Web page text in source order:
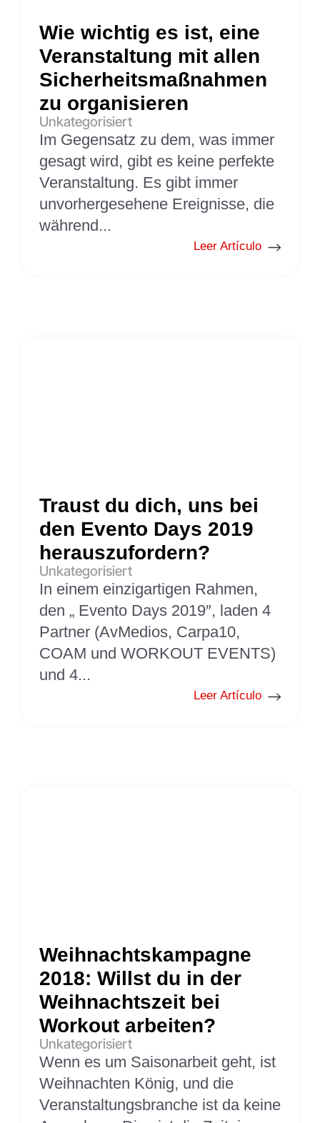
Wie wichtig es ist, eine
Veranstaltung mit allen
Sicherheitsmaßnahmen
zu organisieren
Unkategorisiert
Im Gegensatz zu dem, was immer
gesagt wird, gibt es keine perfekte
Veranstaltung. Es gibt immer
unvorhergesehene Ereignisse, die
während...
Leer Artículo
Traust du dich, uns bei
den Evento Days 2019
herauszufordern?
Unkategorisiert
In einem einzigartigen Rahmen,
den „ Evento Days 2019″, laden 4
Partner (AvMedios, Carpa10,
COAM und WORKOUT EVENTS)
und 4...
Leer Artículo
Weihnachtskampagne
2018: Willst du in der
Weihnachtszeit bei
Workout arbeiten?
Unkategorisiert
Wenn es um Saisonarbeit geht, ist
Weihnachten König, und die
Veranstaltungsbranche ist da keine